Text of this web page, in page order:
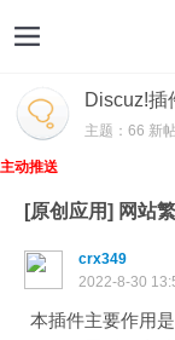
Discuz!插
主题：66 新
主动推送
[原创应用] 网站
crx349
2022-8-30
本插件主要作用